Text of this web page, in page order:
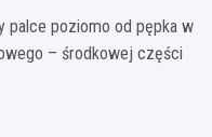
palce poziomo od pępka w
– środkowej części